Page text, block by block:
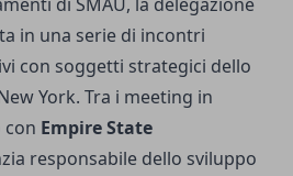
in una serie di incontri
con soggetti strategici dello
York. Tra i meeting in
con Empire State
responsabile dello sviluppo